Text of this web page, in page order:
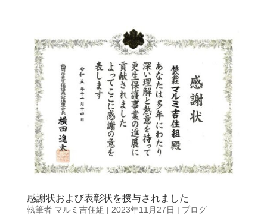
感謝状および表彰状を授与されました
執筆者 マルミ吉住組 | 2023年11月27日 | ブログ